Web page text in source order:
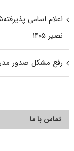
اعلام اسامی
نصیر ۱۴۰۵
رفع مشکل صدور
تماس با ما